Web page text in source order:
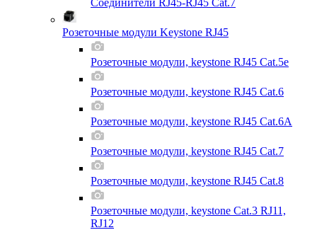
Соединители RJ45-RJ45 Cat.7
Розеточные модули Keystone RJ45
Розеточные модули, keystone RJ45 Cat.5e
Розеточные модули, keystone RJ45 Cat.6
Розеточные модули, keystone RJ45 Cat.6A
Розеточные модули, keystone RJ45 Cat.7
Розеточные модули, keystone RJ45 Cat.8
Розеточные модули, keystone Cat.3 RJ11,
RJ12